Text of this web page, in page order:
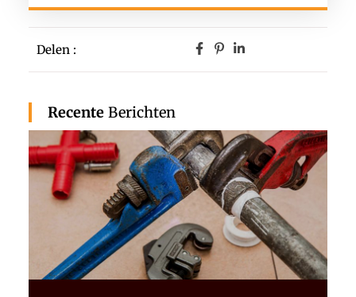
Delen :
Recente Berichten